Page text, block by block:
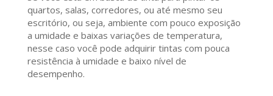
quartos, salas, corredores, ou até mesmo seu
escritório, ou seja, ambiente com pouco exposição
a umidade e baixas variações de temperatura,
nesse caso você pode adquirir tintas com pouca
resistência à umidade e baixo nível de
desempenho.